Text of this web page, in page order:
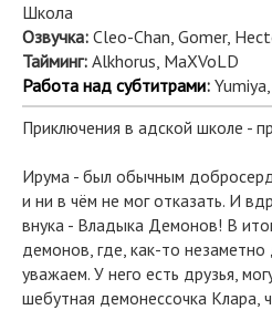
Школа
Озвучка: Cleo-Chan, Gomer,
Тайминг: Alkhorus, MaXVoLD
Работа над субтитрами:
Приключения в адской школе -
Ирума - был обычным
и ни в чём не мог отказать. И
внука - Владыка Демонов! В
демонов, где, как-то незаметно
уважаем. У него есть друзья,
шебутная демонессочка Клара,